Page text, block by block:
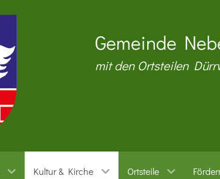
Gemeinde
mit den Ortsteilen
Kultur & Kirche Ortsteile